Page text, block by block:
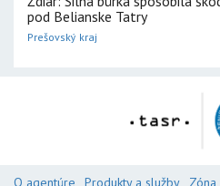
pod Belianske Tatry
Prešovský kraj
O agentúre Produkty a služby